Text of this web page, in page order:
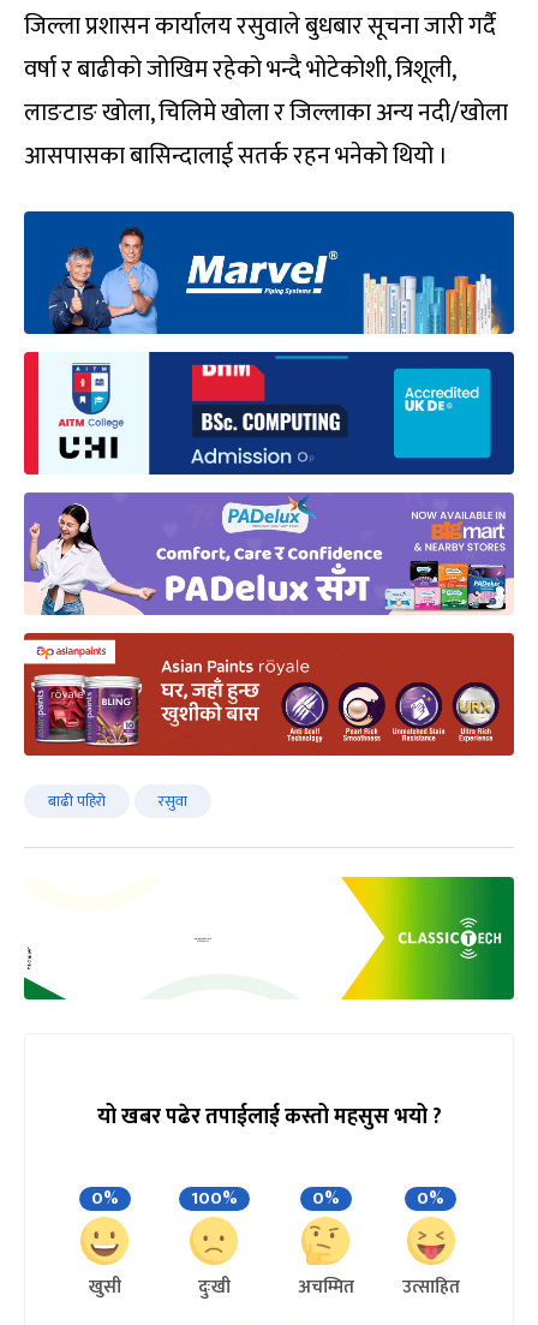
जिल्ला प्रशासन कार्यालय रसुवाले बुधबार सूचना जारी गर्दै
वर्षा र बाढीको जोखिम रहेको भन्दै भोटेकोशी, त्रिशूली,
लाङटाङ खोला, चिलिमे खोला र जिल्लाका अन्य नदी/खोला
आसपासका बासिन्दालाई सतर्क रहन भनेको थियो ।
बाढी पहिरो रसुवा
यो खबर पढेर तपाईलाई कस्तो महसुस भयो ?
0%
खुसी
100%
दुःखी
0%
अचम्मित
0%
उत्साहित